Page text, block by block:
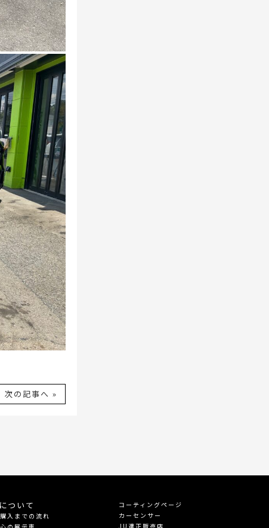
次の記事へ »
ついて
入までの流れ
コーティングページ
カーセンサー
JU適正販売店